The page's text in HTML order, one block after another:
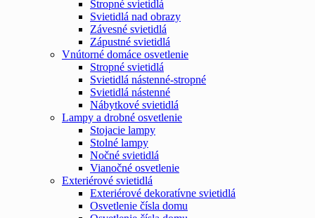
Stropné svietidlá
Svietidlá nad obrazy
Závesné svietidlá
Zápustné svietidlá
Vnútorné domáce osvetlenie
Stropné svietidlá
Svietidlá nástenné-stropné
Svietidlá nástenné
Nábytkové svietidlá
Lampy a drobné osvetlenie
Stojacie lampy
Stolné lampy
Nočné svietidlá
Vianočné osvetlenie
Exteriérové svietidlá
Exteriérové dekoratívne svietidlá
Osvetlenie čísla domu